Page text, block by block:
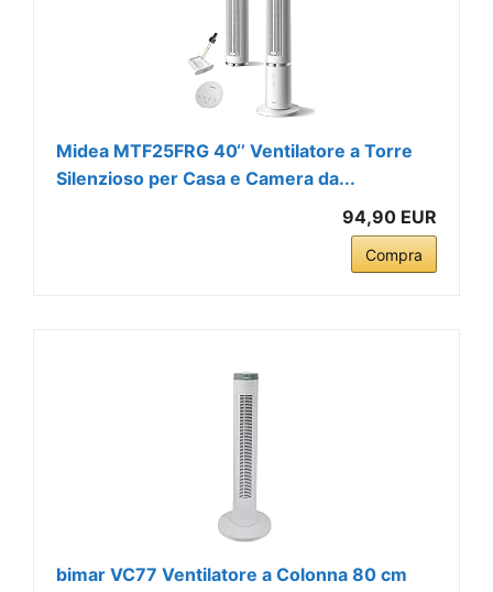
Midea MTF25FRG 40‘’ Ventilatore a Torre
Silenzioso per Casa e Camera da...
94,90 EUR
Compra
bimar VC77 Ventilatore a Colonna 80 cm